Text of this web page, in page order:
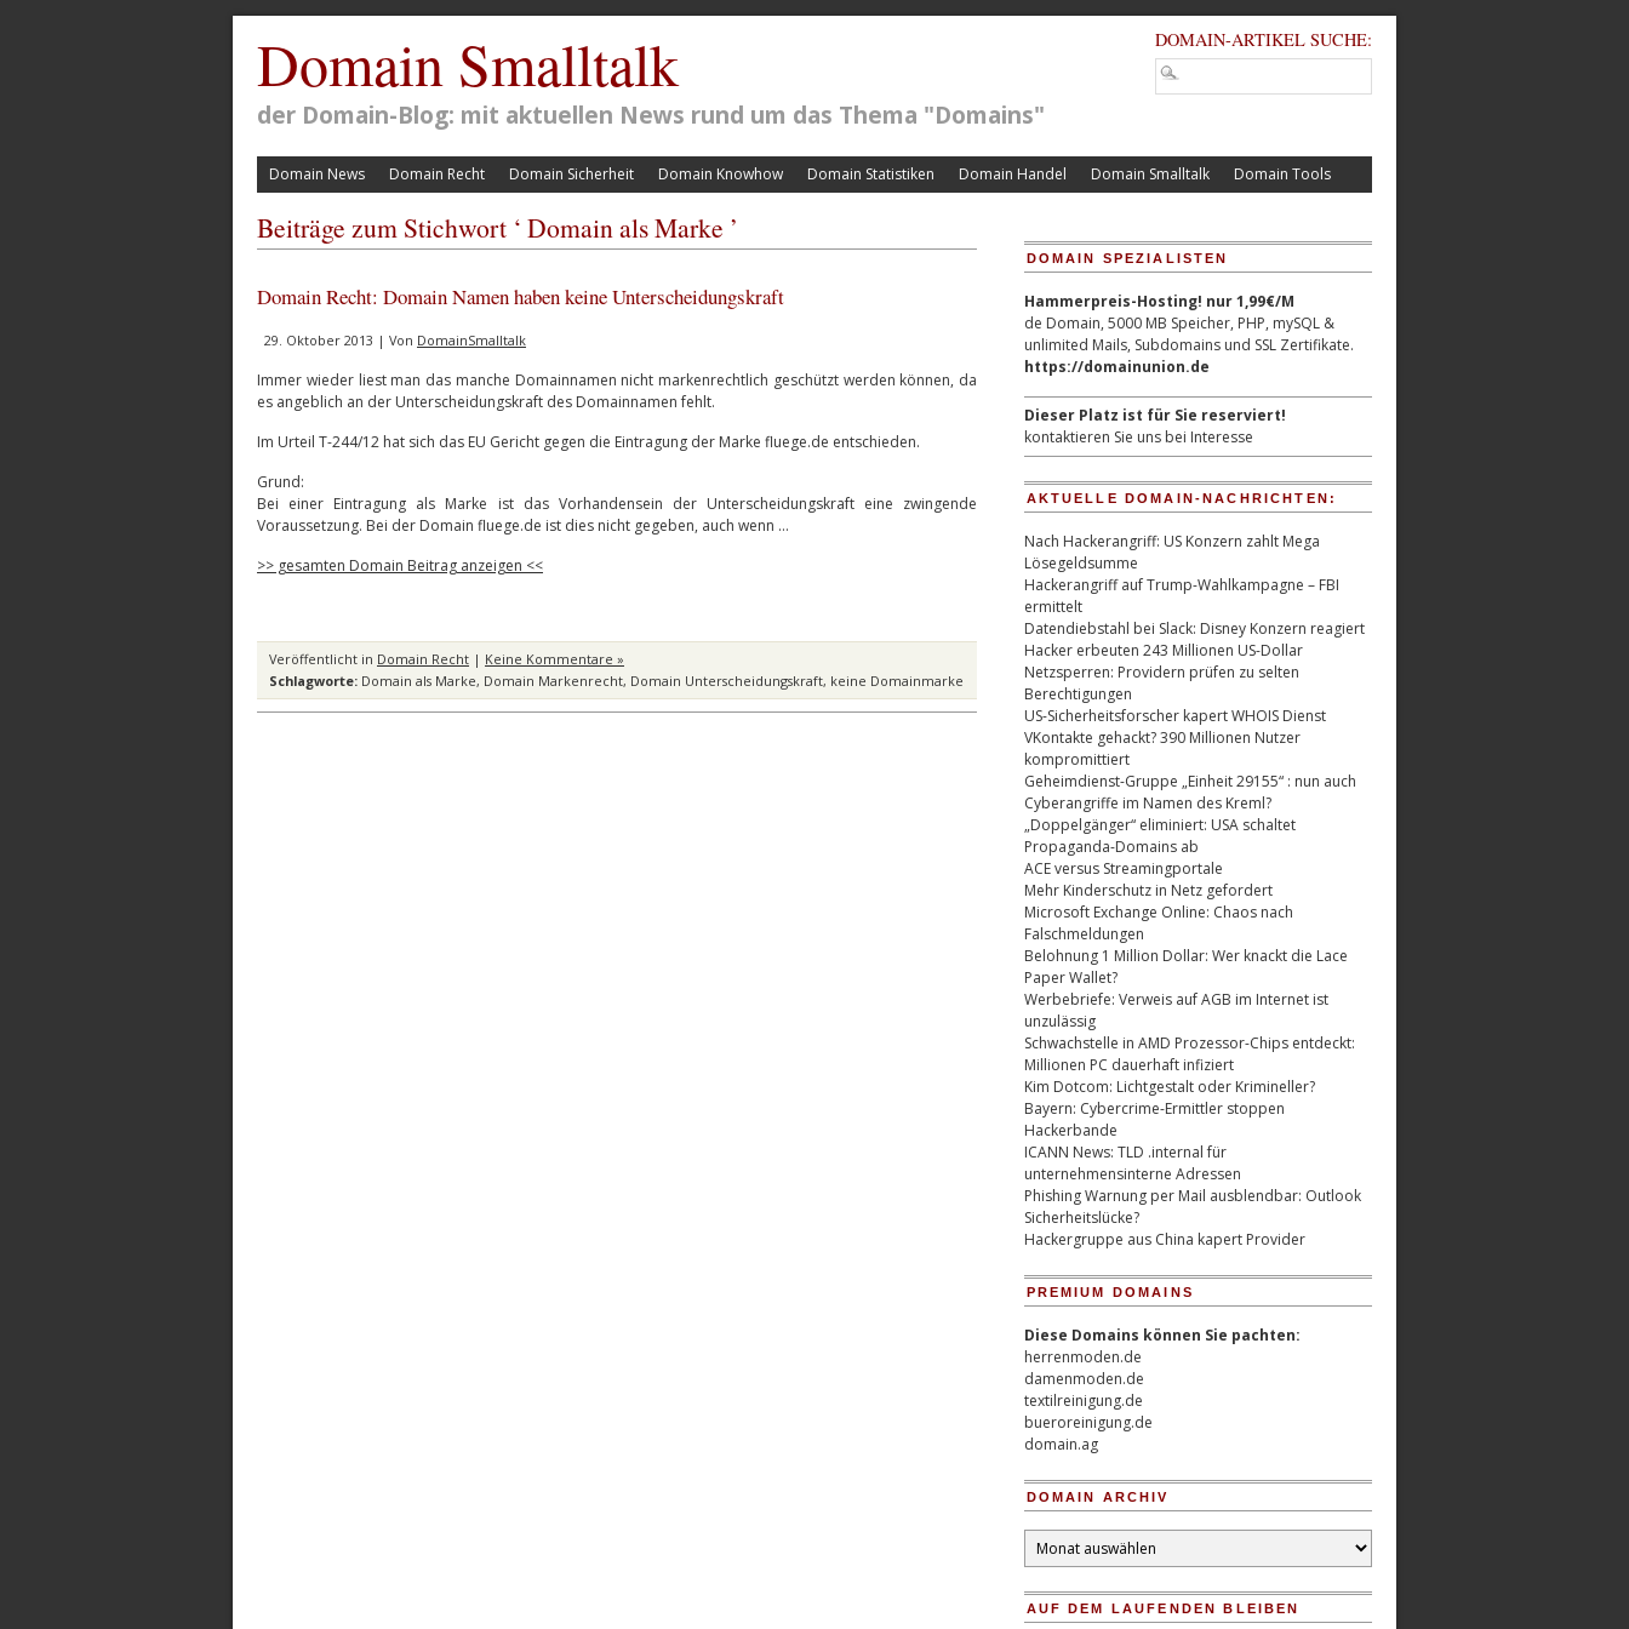
Domain Smalltalk
der Domain-Blog: mit aktuellen News rund um das Thema "Domains"
DOMAIN-ARTIKEL SUCHE:
Domain News Domain Recht Domain Sicherheit Domain Knowhow Domain Statistiken Domain Handel Domain Smalltalk Domain Tools
Beiträge zum Stichwort ‘ Domain als Marke ’
Domain Recht: Domain Namen haben keine Unterscheidungskraft
29. Oktober 2013 | Von DomainSmalltalk
Immer wieder liest man das manche Domainnamen nicht markenrechtlich geschützt werden können, da
es angeblich an der Unterscheidungskraft des Domainnamen fehlt.
Im Urteil T-244/12 hat sich das EU Gericht gegen die Eintragung der Marke fluege.de entschieden.
Grund:
Bei einer Eintragung als Marke ist das Vorhandensein der Unterscheidungskraft eine zwingende
Voraussetzung. Bei der Domain fluege.de ist dies nicht gegeben, auch wenn …
>> gesamten Domain Beitrag anzeigen <<
Veröffentlicht in Domain Recht | Keine Kommentare »
Schlagworte: Domain als Marke, Domain Markenrecht, Domain Unterscheidungskraft, keine Domainmarke
DOMAIN SPEZIALISTEN
Hammerpreis-Hosting! nur 1,99€/M
de Domain, 5000 MB Speicher, PHP, mySQL &
unlimited Mails, Subdomains und SSL Zertifikate.
https://domainunion.de
Dieser Platz ist für Sie reserviert!
kontaktieren Sie uns bei Interesse
AKTUELLE DOMAIN-NACHRICHTEN:
Nach Hackerangriff: US Konzern zahlt Mega
Lösegeldsumme
Hackerangriff auf Trump-Wahlkampagne – FBI
ermittelt
Datendiebstahl bei Slack: Disney Konzern reagiert
Hacker erbeuten 243 Millionen US-Dollar
Netzsperren: Providern prüfen zu selten
Berechtigungen
US-Sicherheitsforscher kapert WHOIS Dienst
VKontakte gehackt? 390 Millionen Nutzer
kompromittiert
Geheimdienst-Gruppe „Einheit 29155“ : nun auch
Cyberangriffe im Namen des Kreml?
„Doppelgänger“ eliminiert: USA schaltet
Propaganda-Domains ab
ACE versus Streamingportale
Mehr Kinderschutz in Netz gefordert
Microsoft Exchange Online: Chaos nach
Falschmeldungen
Belohnung 1 Million Dollar: Wer knackt die Lace
Paper Wallet?
Werbebriefe: Verweis auf AGB im Internet ist
unzulässig
Schwachstelle in AMD Prozessor-Chips entdeckt:
Millionen PC dauerhaft infiziert
Kim Dotcom: Lichtgestalt oder Krimineller?
Bayern: Cybercrime-Ermittler stoppen
Hackerbande
ICANN News: TLD .internal für
unternehmensinterne Adressen
Phishing Warnung per Mail ausblendbar: Outlook
Sicherheitslücke?
Hackergruppe aus China kapert Provider
PREMIUM DOMAINS
Diese Domains können Sie pachten:
herrenmoden.de
damenmoden.de
textilreinigung.de
bueroreinigung.de
domain.ag
DOMAIN ARCHIV
Domain
Archiv
AUF DEM LAUFENDEN BLEIBEN